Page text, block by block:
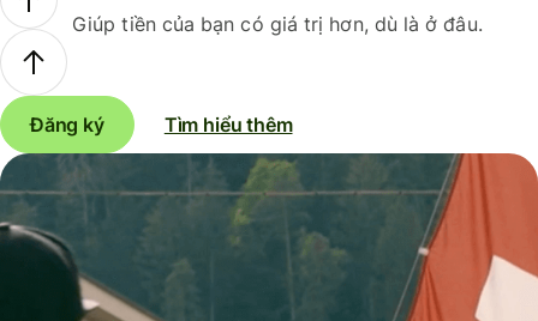
Giúp tiền của bạn có giá trị hơn, dù là ở đâu.
Đăng ký Tìm hiểu thêm